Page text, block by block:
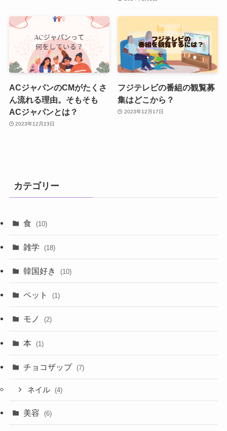
ACジャパンのCMがたくさ
ん流れる理由。そもそも
ACジャパンとは？
2023年12月23日
フジテレビの番組の観覧募
集はどこから？
2023年12月17日
カテゴリー
食 (10)
雑学 (18)
韓国好き (10)
ペット (1)
モノ (2)
本 (1)
チョコザップ (7)
ネイル (4)
美容 (6)